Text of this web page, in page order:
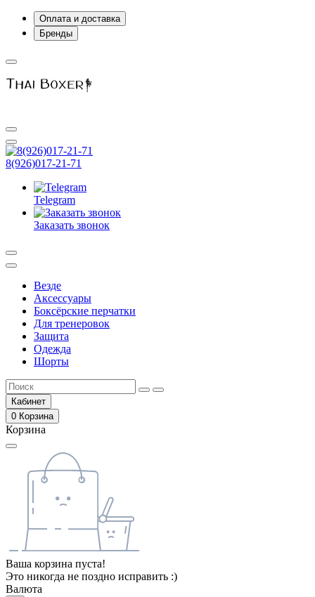
Оплата и доставка
Бренды
8(926)017-21-71
Telegram
Заказать звонок
Везде
Аксессуары
Боксёрские перчатки
Для тренеровок
Защита
Одежда
Шорты
Кабинет
0 Корзина
Корзина
Ваша корзина пуста!
Это никогда не поздно исправить :)
Валюта